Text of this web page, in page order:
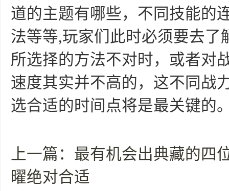
道的主题有哪些，不同技能的
法等等,玩家们此时必须要去
所选择的方法不对时，或者对
速度其实并不高的，这不同战
选合适的时间点将是最关键的
上一篇： 最有机会出典藏的四
曜绝对合适